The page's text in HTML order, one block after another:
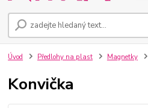
Úvod Předlohy na plast Magnetky
Konvička